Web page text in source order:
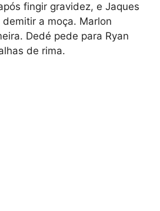
fingir gravidez, e Jaques
a moça. Marlon
Dedé pede para Ryan
de rima.